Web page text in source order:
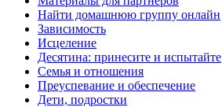
Найти домашнюю группу онлайн
Зависимость
Исцеление
Десятина: принесите и испытайте
Семья и отношения
Преуспевание и обеспечение
Дети, подростки